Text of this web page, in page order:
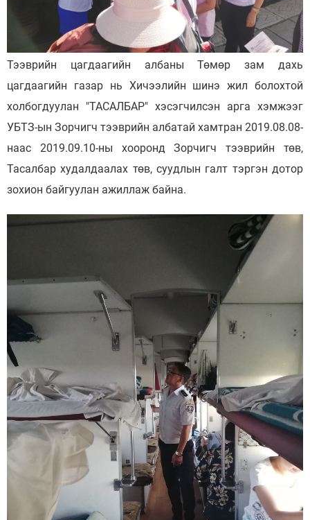
Тээврийн цагдаагийн албаны Төмөр зам дахь
цагдаагийн газар нь Хичээлийн шинэ жил болохтой
холбогдуулан "ТАСАЛБАР" хэсэгчилсэн арга хэмжээг
УБТЗ-ын Зорчигч тээврийн албатай хамтран 2019.08.08-
наас 2019.09.10-ны хооронд Зорчигч тээврийн төв,
Тасалбар худалдаалах төв, суудлын галт тэргэн дотор
зохион байгуулан ажиллаж байна.